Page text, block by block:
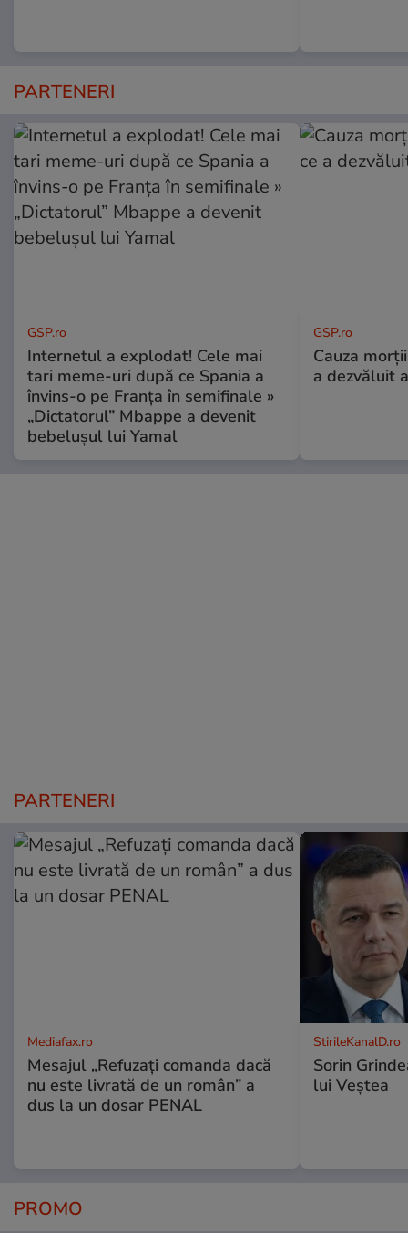
PARTENERI
GSP.ro
Internetul a explodat! Cele mai
tari meme-uri după ce Spania a
învins-o pe Franța în semifinale »
„Dictatorul” Mbappe a devenit
bebelușul lui Yamal
GSP.ro
Cauza
a dezvăluit
PARTENERI
Mediafax.ro
Mesajul „Refuzați comanda dacă
nu este livrată de un român” a
dus la un dosar PENAL
StirileKanalD.ro
Sorin
lui Veștea
PROMO